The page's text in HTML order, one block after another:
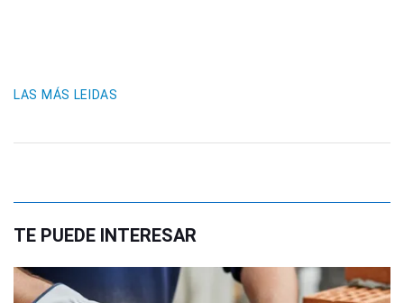
LAS MÁS LEIDAS
TE PUEDE INTERESAR